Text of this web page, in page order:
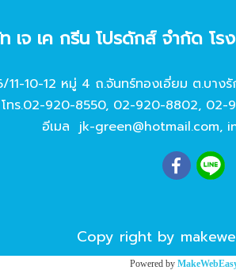
เจ เค กรีน โปรดักส์ จํากัด โ
10-12 หมู่ 4 ถ.จันทร์ทองเอี่ยม ต.บาง
โทร.02-920-8550, 02-920-8802, 02-
อีเมล jk-green@hotmail.com,
Copy right by
Powered by